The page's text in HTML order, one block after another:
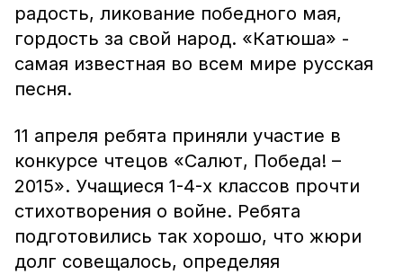
радость, ликование победного мая,
гордость за свой народ. «Катюша» -
самая известная во всем мире русская
песня.
11 апреля ребята приняли участие в
конкурсе чтецов «Салют, Победа! –
2015». Учащиеся 1-4-х классов прочти
стихотворения о войне. Ребята
подготовились так хорошо, что жюри
долг совещалось, определяя